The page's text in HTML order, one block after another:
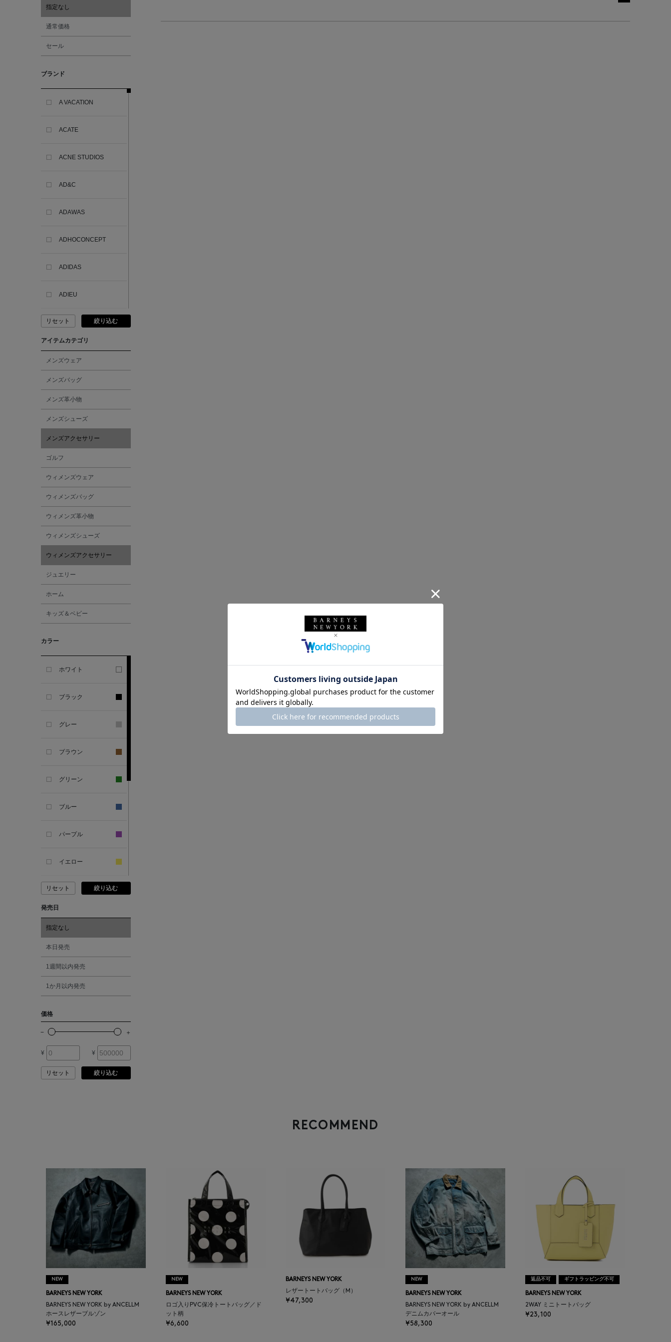
指定なし
通常価格
セール
ブランド
A VACATION
ACATE
ACNE STUDIOS
AD&C
ADAWAS
ADHOCONCEPT
ADIDAS
ADIEU
ADLIN HUE
ADVISORY BOARD
CRYSTALS
AKIKO OGAWA.
ALBERT THURSTON
ALESSANDRO
GHERARDI
ALL THE WAYS TO SAY
ALPO
AMIRI
ANCELLM
ANCIENT GREEK
ASAUCE MELER
FIRENZE
BAKUNE
BALENCIAGA
BARBA
BARNEYS NEWYORK
BEAUTY
BASERANGE
リセット 絞り込む
アイテムカテゴリ
メンズウェア
メンズバッグ
メンズ革小物
メンズシューズ
メンズアクセサリー
ゴルフ
ウィメンズウェア
ウィメンズバッグ
ウィメンズ革小物
ウィメンズシューズ
ウィメンズアクセサリー
ジュエリー
ホーム
キッズ＆ベビー
カラー
ホワイト
ブラック
グレー
ブラウン
グリーン
ブルー
パープル
イエロー
ピンク
レッド
オレンジ
シルバー
リセット 絞り込む
発売日
指定なし
本日発売
1週間以内発売
1か月以内発売
価格
¥ ¥
リセット 絞り込む
RECOMMEND
NEW
BARNEYS NEW YORK
BARNEYS NEW YORK by ANCELLM
ホースレザーブルゾン
¥165,000
NEW
BARNEYS NEW YORK
ロゴ入りPVC保冷トートバッグ／ド
ット柄
¥6,600
BARNEYS NEW YORK
レザートートバッグ（M）
¥47,300
NEW
BARNEYS NEW YORK
BARNEYS NEW YORK by ANCELLM
デニムカバーオール
¥58,300
返品不可 ギフトラッピング不可
BARNEYS NEW YORK
2WAY ミニトートバッグ
¥23,100